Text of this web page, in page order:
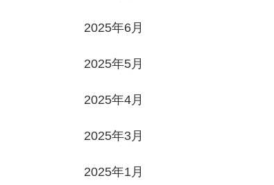
2025年6月
2025年5月
2025年4月
2025年3月
2025年1月